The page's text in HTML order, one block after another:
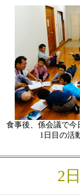
食事後、係会議で今
1日目の活
2